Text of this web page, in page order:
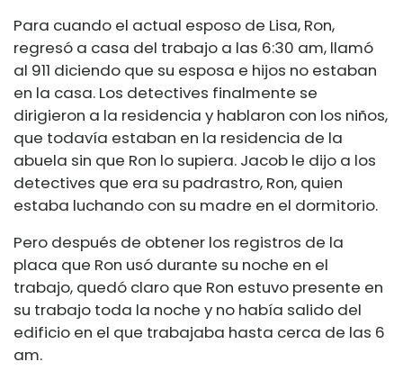
Para cuando el actual esposo de Lisa, Ron,
regresó a casa del trabajo a las 6:30 am, llamó
al 911 diciendo que su esposa e hijos no estaban
en la casa. Los detectives finalmente se
dirigieron a la residencia y hablaron con los niños,
que todavía estaban en la residencia de la
abuela sin que Ron lo supiera. Jacob le dijo a los
detectives que era su padrastro, Ron, quien
estaba luchando con su madre en el dormitorio.
Pero después de obtener los registros de la
placa que Ron usó durante su noche en el
trabajo, quedó claro que Ron estuvo presente en
su trabajo toda la noche y no había salido del
edificio en el que trabajaba hasta cerca de las 6
am.